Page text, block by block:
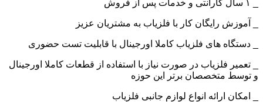
_ آموزش رایگان کار با فلزیاب به مشتریان عزیز
_ دستگاه های فلزیاب کاملا اورجینال با قابلیت تست حضوری
_ تعمیر فلزیاب در صورت نیاز با استفاده از قطعات کاملا اورجینال
و توسط متخصصان برتر این حوزه
_ امکان ارائه انواع لوازم جانبی فلزیاب